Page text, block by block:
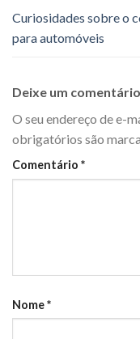
Curiosidades sobre o
para automóveis
Deixe um comentário
O seu endereço de e-
obrigatórios são
Comentário *
Nome*